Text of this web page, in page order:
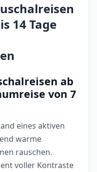
14 Tage
ab
von 7
eines aktiven
warme
rauschen.
voller Kontraste